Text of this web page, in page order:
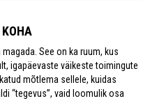
See on ka ruum, kus
igapäevaste väikeste toimingute
mõtlema sellele, kuidas
“tegevus”, vaid loomulik osa